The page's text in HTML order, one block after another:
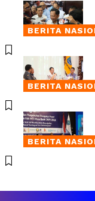
BERITA
BERITA
BERITA